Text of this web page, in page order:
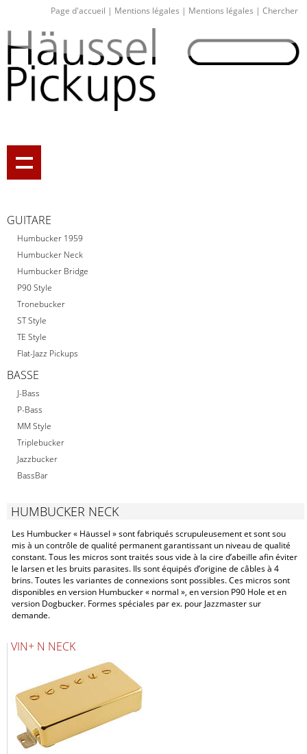
Page d'accueil | Mentions légales | Mentions légales | Chercher
GUITARE
Humbucker 1959
Humbucker Neck
Humbucker Bridge
P90 Style
Tronebucker
ST Style
TE Style
Flat-Jazz Pickups
BASSE
J-Bass
P-Bass
MM Style
Triplebucker
Jazzbucker
BassBar
HUMBUCKER NECK
Les Humbucker « Häussel » sont fabriqués scrupuleusement et sont sou
mis à un contrôle de qualité permanent garantissant un niveau de qualité
constant. Tous les micros sont traités sous vide à la cire d’abeille afin éviter
le larsen et les bruits parasites. Ils sont équipés d’origine de câbles à 4
brins. Toutes les variantes de connexions sont possibles. Ces micros sont
disponibles en version Humbucker « normal », en version P90 Hole et en
version Dogbucker. Formes spéciales par ex. pour Jazzmaster sur
demande.
VIN+ N NECK